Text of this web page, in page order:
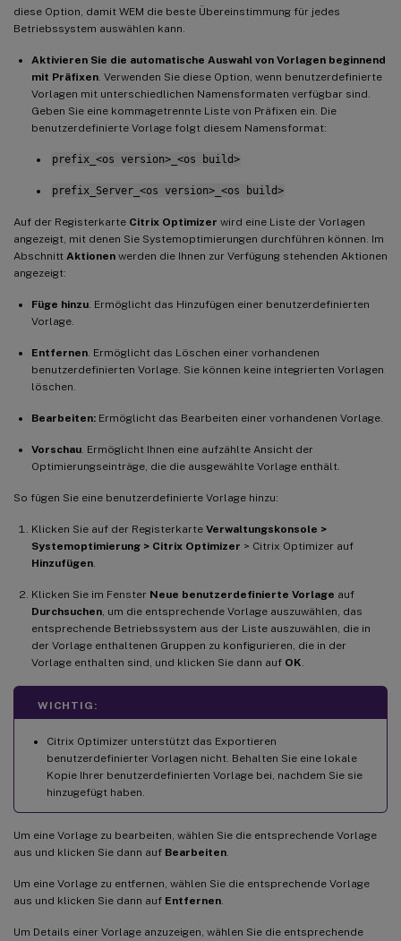
diese Option, damit WEM die beste Übereinstimmung für jedes
Betriebssystem auswählen kann.
Aktivieren Sie die automatische Auswahl von Vorlagen beginnend
mit Präfixen . Verwenden Sie diese Option, wenn benutzerdefinierte
Vorlagen mit unterschiedlichen Namensformaten verfügbar sind.
Geben Sie eine kommagetrennte Liste von Präfixen ein. Die
benutzerdefinierte Vorlage folgt diesem Namensformat:
prefix_<os version>_<os build>
prefix_Server_<os version>_<os build>
Auf der Registerkarte Citrix Optimizer wird eine Liste der Vorlagen
angezeigt, mit denen Sie Systemoptimierungen durchführen können. Im
Abschnitt Aktionen werden die Ihnen zur Verfügung stehenden Aktionen
angezeigt:
Füge hinzu . Ermöglicht das Hinzufügen einer benutzerdefinierten
Vorlage.
Entfernen . Ermöglicht das Löschen einer vorhandenen
benutzerdefinierten Vorlage. Sie können keine integrierten Vorlagen
löschen.
Bearbeiten: Ermöglicht das Bearbeiten einer vorhandenen Vorlage.
Vorschau . Ermöglicht Ihnen eine aufzählte Ansicht der
Optimierungseinträge, die die ausgewählte Vorlage enthält.
So fügen Sie eine benutzerdefinierte Vorlage hinzu:
Klicken Sie auf der Registerkarte Verwaltungskonsole >
Systemoptimierung > Citrix Optimizer > Citrix Optimizer auf
Hinzufügen
Klicken Sie im Fenster Neue benutzerdefinierte Vorlage auf
Durchsuchen , um die entsprechende Vorlage auszuwählen, das
entsprechende Betriebssystem aus der Liste auszuwählen, die in
der Vorlage enthaltenen Gruppen zu konfigurieren, die in der
Vorlage enthalten sind, und klicken Sie dann auf OK
WICHTIG:
Citrix Optimizer unterstützt das Exportieren
benutzerdefinierter Vorlagen nicht. Behalten Sie eine lokale
Kopie Ihrer benutzerdefinierten Vorlage bei, nachdem Sie sie
hinzugefügt haben.
Um eine Vorlage zu bearbeiten, wählen Sie die entsprechende Vorlage
aus und klicken Sie dann auf Bearbeiten
Um eine Vorlage zu entfernen, wählen Sie die entsprechende Vorlage
aus und klicken Sie dann auf Entfernen
Um Details einer Vorlage anzuzeigen, wählen Sie die entsprechende